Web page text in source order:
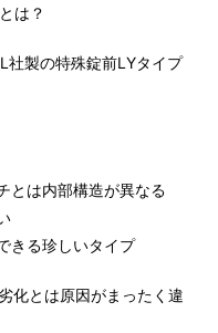
は？
社製の特殊錠前LYタイプ
とは内部構造が異なる
きる珍しいタイプ
化とは原因がまったく違